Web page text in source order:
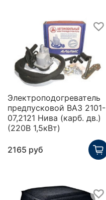
Электроподогреватель
предпусковой ВАЗ 2101-
07,2121 Нива (карб. дв.)
(220В 1,5кВт)
2165 руб